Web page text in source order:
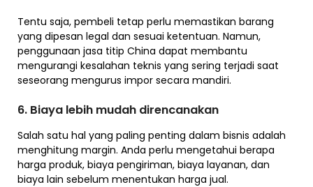
Tentu saja, pembeli tetap perlu memastikan barang
yang dipesan legal dan sesuai ketentuan. Namun,
penggunaan jasa titip China dapat membantu
mengurangi kesalahan teknis yang sering terjadi saat
seseorang mengurus impor secara mandiri.
6. Biaya lebih mudah direncanakan
Salah satu hal yang paling penting dalam bisnis adalah
menghitung margin. Anda perlu mengetahui berapa
harga produk, biaya pengiriman, biaya layanan, dan
biaya lain sebelum menentukan harga jual.